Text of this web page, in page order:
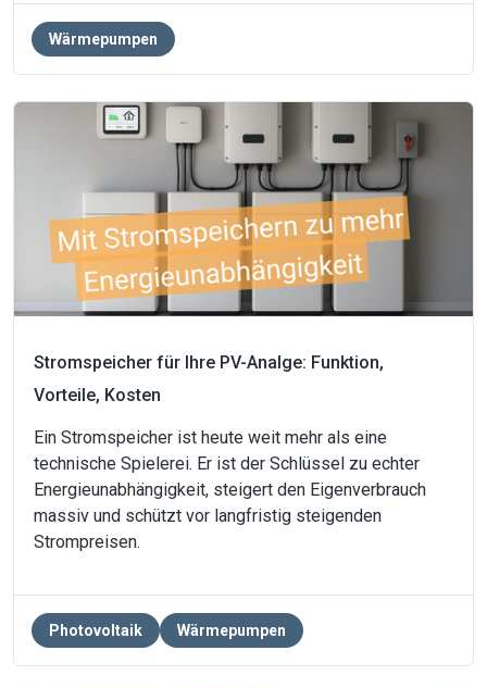
Wärmepumpen
Stromspeicher für Ihre PV-Analge: Funktion,
Vorteile, Kosten
Ein Stromspeicher ist heute weit mehr als eine
technische Spielerei. Er ist der Schlüssel zu echter
Energieunabhängigkeit, steigert den Eigenverbrauch
massiv und schützt vor langfristig steigenden
Strompreisen.
Photovoltaik Wärmepumpen